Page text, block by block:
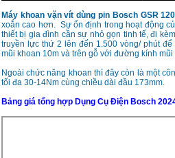
Máy khoan vặn vít dùng pin Bosch GSR
xoắn cao hơn. Sự ổn định trong hoạt động
thiết bị gia đình cần sự nhỏ gọn tinh tế, đi
truyền lực thứ 2 lên đến 1.500 vòng/ phút
mũi khoan 10m và trên gỗ với đường kính mũi
Ngoài chức năng khoan thì đây còn là một
tối đa 30-14Nm cùng chiều dài đầu 173mm.
Bảng giá tổng hợp Dụng Cụ Điện Bosch